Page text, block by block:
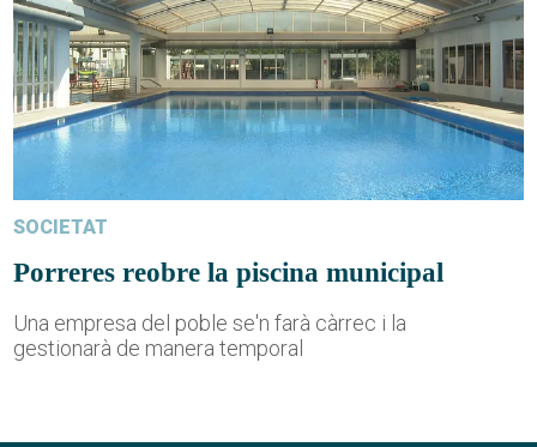
SOCIETAT
Porreres reobre la piscina municipal
Una empresa del poble se'n farà càrrec i la
gestionarà de manera temporal